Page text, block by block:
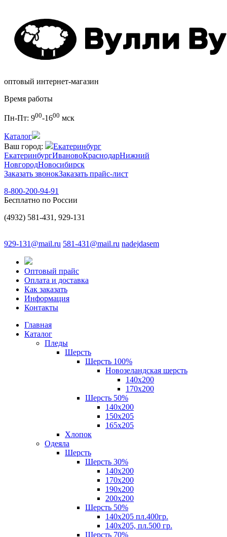
оптовый интернет-магазин
Время работы
Пн-Пт: 900-1600 мск
Каталог
Ваш город:
Екатеринбург
ЕкатеринбургИвановоКраснодарНижний
НовгородНовосибирск
Заказать звонокЗаказать прайс-лист
8-800-200-94-91
Бесплатно по России
(4932) 581-431, 929-131
929-131@mail.ru 581-431@mail.ru nadejdasem
Оптовый прайс
Оплата и доставка
Как заказать
Информация
Контакты
Главная
Каталог
Пледы
Шерсть
Шерсть 100%
Новозеландская шерсть
140х200
170x200
Шерсть 50%
140x200
150х205
165х205
Хлопок
Одеяла
Шерсть
Шерсть 30%
140х200
170х200
190х200
200х200
Шерсть 50%
140х205 пл.400гр.
140х205, пл.500 гр.
Шерсть 70%